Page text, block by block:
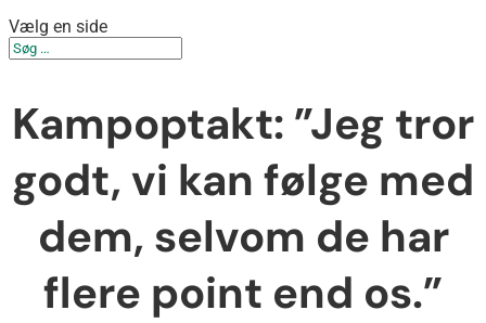
Vælg en side
Kampoptakt: ”Jeg tror
godt, vi kan følge med
dem, selvom de har
flere point end os.”